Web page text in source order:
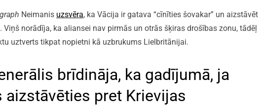
Neimanis uzsvēra, ka Vācija ir gatava “cīnīties šovakar” un aizstāvēt
Viņš norādīja, ka aliansei nav pirmās un otrās šķiras drošības zonu, tādēļ
uztverts tikpat nopietni kā uzbrukums Lielbritānijai.
brīdināja, ka gadījumā, ja
aizstāvēties pret Krievijas